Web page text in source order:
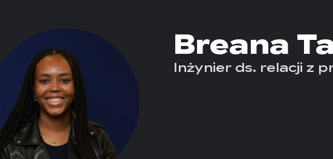
Breana
Inżynier ds. relacji z